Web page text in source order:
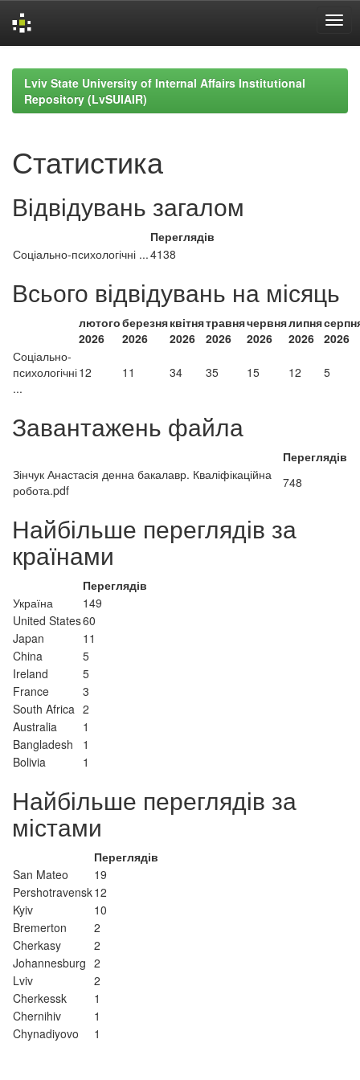
navigationLviv State University of Internal Affairs Institutional
Repository (LvSUIAIR)
Статистика
Відвідувань загалом
Переглядів
Соціально-психологічні ...4138
Всього відвідувань на місяць
лютого
2026
березня
2026
квітня
2026
травня
2026
червня
2026
липня
2026 2026
Соціально-
психологічні
...
12 11 34 35 15 12 5
Завантажень файла
Переглядів
Зінчук Анастасія денна бакалавр. Кваліфікаційна
робота.pdf
748
Найбільше переглядів за
країнами
Переглядів
Україна
149
United States60
Japan
11
China
5
Ireland
5
France
3
South Africa 2
Australia
1
Bangladesh
1
Bolivia
1
Найбільше переглядів за
містами
Переглядів
San Mateo
19
Pershotravensk12
Kyiv
10
Bremerton
2
Cherkasy
2
Johannesburg 2
Lviv
2
Cherkessk
1
Chernihiv
1
Chynadiyovo
1